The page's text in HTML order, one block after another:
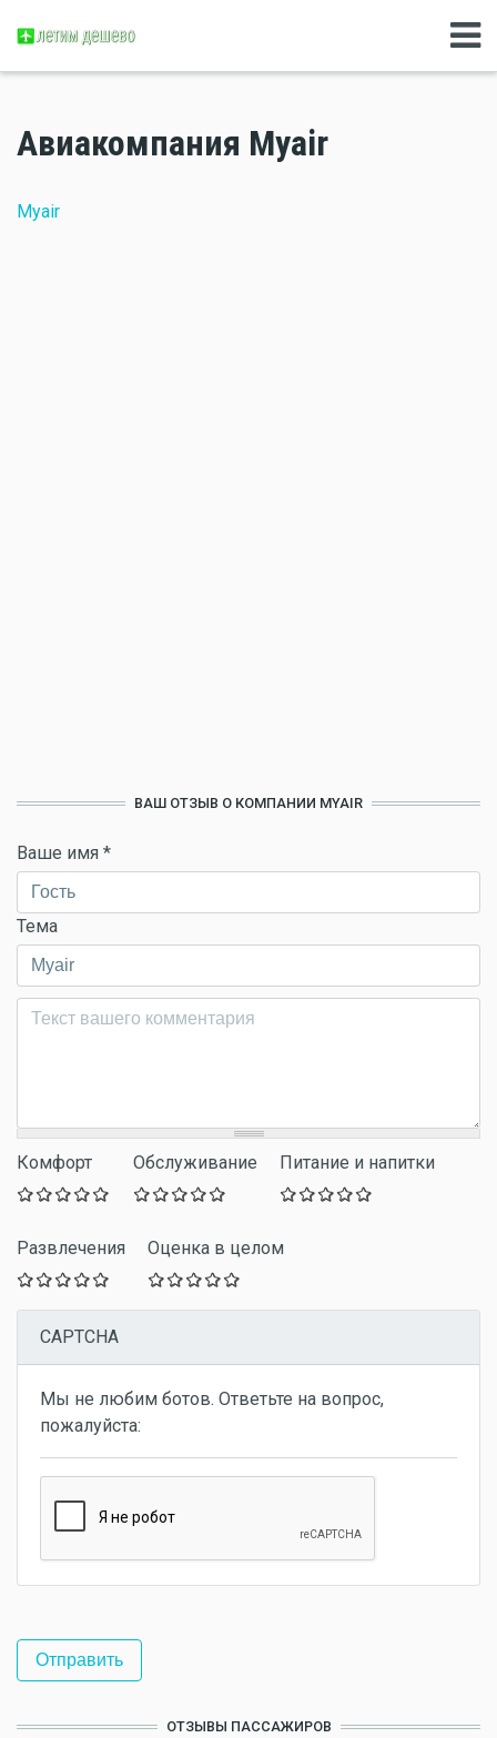
Авиакомпания Myair
Myair
ВАШ ОТЗЫВ О КОМПАНИИ MYAIR
Ваше имя *
Тема
Комментарий*
Комфорт Обслуживание Питание и напитки
Развлечения Оценка в целом
CAPTCHA
Мы не любим ботов. Ответьте на вопрос,
пожалуйста:
ОТЗЫВЫ ПАССАЖИРОВ